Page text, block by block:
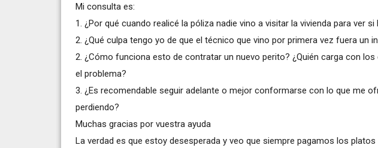
Mi consulta es:
1. ¿Por qué cuando realicé la póliza nadie vino a visitar la vivienda para ver
2. ¿Qué culpa tengo yo de que el técnico que vino por primera vez fuera un
2. ¿Cómo funciona esto de contratar un nuevo perito? ¿Quién carga con
el problema?
3. ¿Es recomendable seguir adelante o mejor conformarse con lo que me
perdiendo?
Muchas gracias por vuestra ayuda
La verdad es que estoy desesperada y veo que siempre pagamos los